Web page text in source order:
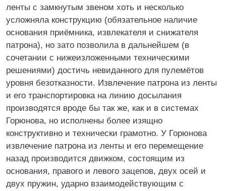
ленты с замкнутым звеном хоть и несколько
усложняла конструкцию (обязательное наличие
основания приёмника, извлекателя и снижателя
патрона), но зато позволила в дальнейшем (в
сочетании с нижеизложенными техническими
решениями) достичь невиданного для пулемётов
уровня безотказности. Извлечение патрона из ленты
и его транспортировка на линию досылания
производятся вроде бы так же, как и в системах
Горюнова, но исполнены более изящно
конструктивно и технически грамотно. У Горюнова
извлечение патрона из ленты и его перемещение
назад производится движком, состоящим из
основания, правого и левого зацепов, двух осей и
двух пружин, ударно взаимодействующим с